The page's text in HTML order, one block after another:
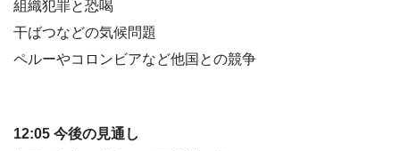
組織犯罪と恐喝
干ばつなどの気候問題
ペルーやコロンビアなど他国との競争
12:05 今後の見通し